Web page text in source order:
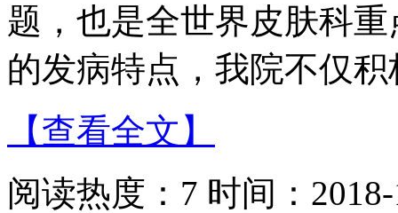
题，也是全世界皮肤科
的发病特点，我院不仅
【查看全文】
阅读热度：7 时间：